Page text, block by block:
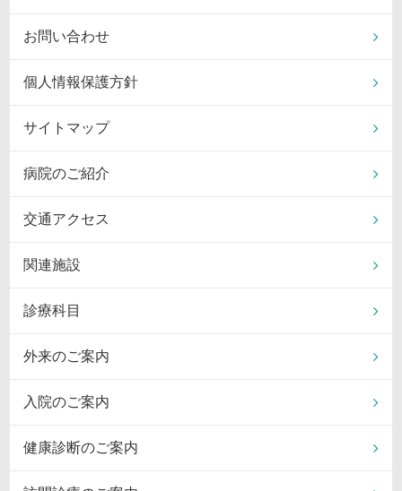
お問い合わせ
個人情報保護方針
サイトマップ
病院のご紹介
交通アクセス
関連施設
診療科目
外来のご案内
入院のご案内
健康診断のご案内